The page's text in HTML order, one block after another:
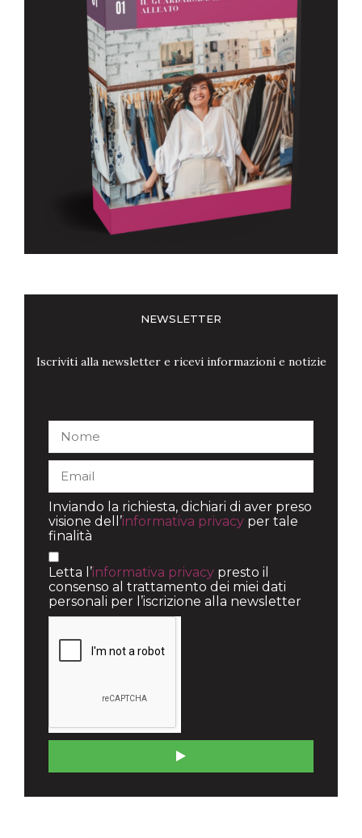
NEWSLETTER
Iscriviti alla newsletter e ricevi informazioni e notizie
Inviando la richiesta, dichiari di aver preso
visione dell’informativa privacy per tale
finalità
Letta l’informativa privacy presto il
consenso al trattamento dei miei dati
personali per l’iscrizione alla newsletter